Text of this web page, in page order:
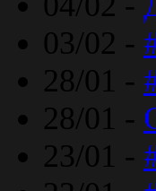
03/02 -
28/01 -
28/01 -
23/01 -